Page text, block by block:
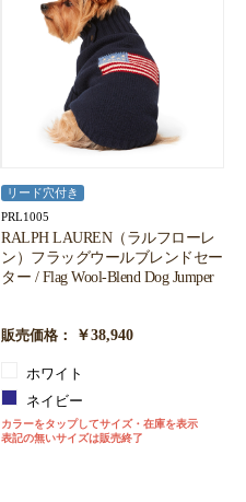
リード穴付き
PRL1005
RALPH LAUREN（ラルフローレ
ン）フラッグウールブレンドセー
ター / Flag Wool-Blend Dog Jumper
販売価格： ￥38,940
ホワイト
ネイビー
カラーをタップしてサイズ・在庫を表示
表記の無いサイズは販売終了